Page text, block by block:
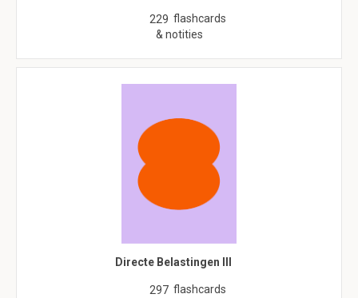
229 flashcards
& notities
Directe Belastingen III
297 flashcards